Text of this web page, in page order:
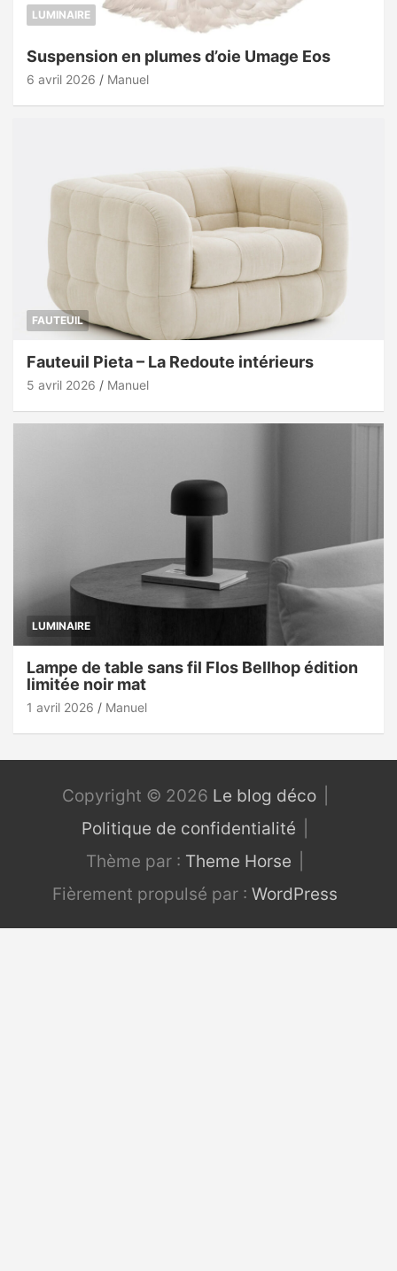
LUMINAIRE
Suspension en plumes d’oie Umage Eos
6 avril 2026 Manuel
FAUTEUIL
Fauteuil Pieta – La Redoute intérieurs
5 avril 2026 Manuel
LUMINAIRE
Lampe de table sans fil Flos Bellhop édition
limitée noir mat
1 avril 2026 Manuel
Copyright © 2026 Le blog déco
Politique de confidentialité
Thème par : Theme Horse
Fièrement propulsé par : WordPress